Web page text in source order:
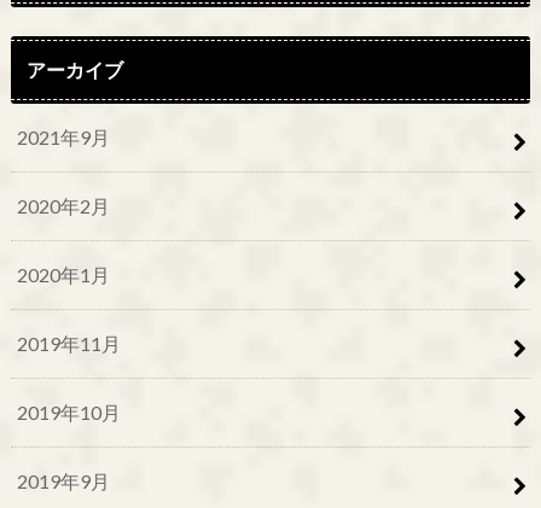
アーカイブ
2021年9月
2020年2月
2020年1月
2019年11月
2019年10月
2019年9月